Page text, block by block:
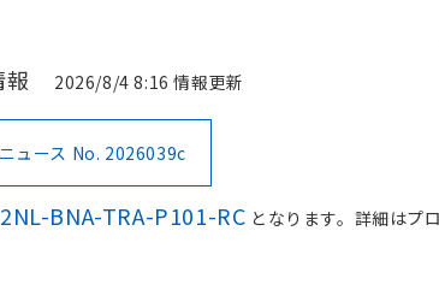
2026/8/4 8:16 情報更新
ュース No. 2026039c
BNA-TRA-P101-RC となります。詳細はプ